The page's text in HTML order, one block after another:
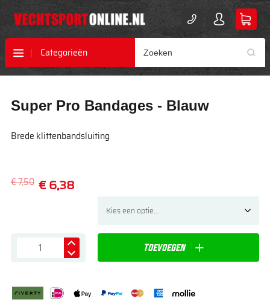
Categorieën
naar
van
gallerij
naar
van
gallerij
Super Pro Bandages - Blauw
Brede klittenbandsluiting
€ 6,38
€ 7,50
Toevoegen